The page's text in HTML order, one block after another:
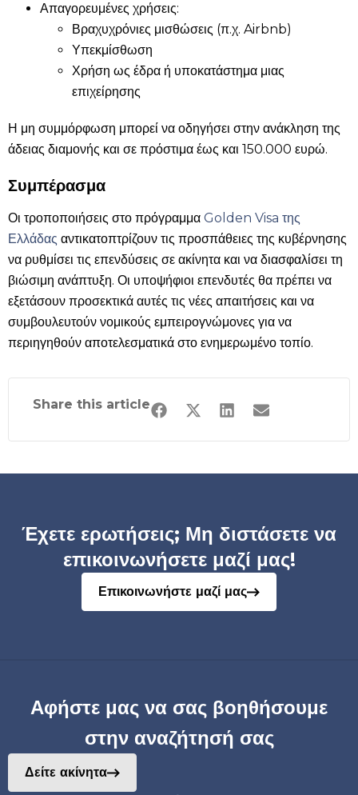
Απαγορευμένες χρήσεις:
Βραχυχρόνιες μισθώσεις (π.χ. Airbnb)
Υπεκμίσθωση
Χρήση ως έδρα ή υποκατάστημα μιας
επιχείρησης
Η μη συμμόρφωση μπορεί να οδηγήσει στην ανάκληση της
άδειας διαμονής και σε πρόστιμα έως και 150.000 ευρώ.
Συμπέρασμα
Οι τροποποιήσεις στο πρόγραμμα Golden Visa της
Ελλάδας αντικατοπτρίζουν τις προσπάθειες της κυβέρνησης
να ρυθμίσει τις επενδύσεις σε ακίνητα και να διασφαλίσει τη
βιώσιμη ανάπτυξη. Οι υποψήφιοι επενδυτές θα πρέπει να
εξετάσουν προσεκτικά αυτές τις νέες απαιτήσεις και να
συμβουλευτούν νομικούς εμπειρογνώμονες για να
περιηγηθούν αποτελεσματικά στο ενημερωμένο τοπίο.
Share this article
Έχετε ερωτήσεις; Μη διστάσετε να
επικοινωνήσετε μαζί μας!
Επικοινωνήστε μαζί μας
Αφήστε μας να σας βοηθήσουμε
στην αναζήτησή σας
Δείτε ακίνητα